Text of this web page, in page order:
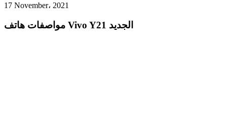
17 November، 2021
مواصفات هاتف Vivo Y21 الجديد